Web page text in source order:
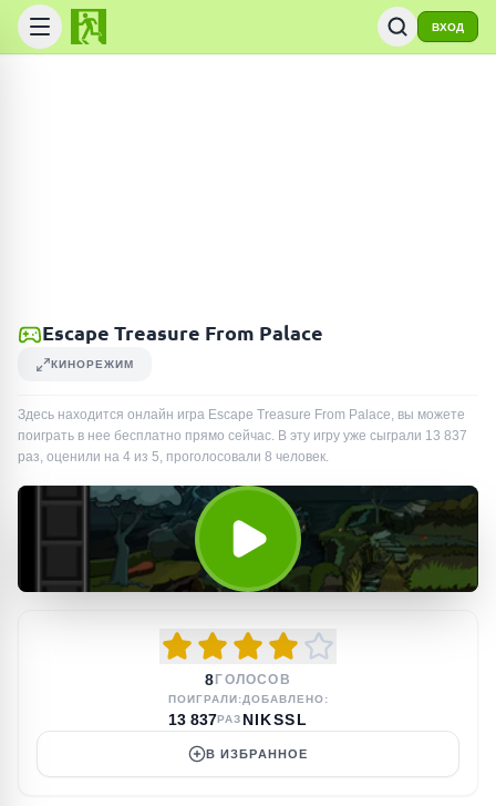
ВХОД
Escape Treasure From Palace
КИНОРЕЖИМ
Здесь находится онлайн игра Escape Treasure From Palace, вы можете
поиграть в нее бесплатно прямо сейчас. В эту игру уже сыграли 13 837
раз, оценили на 4 из 5, проголосовали 8 человек.
8 ГОЛОСОВ
ПОИГРАЛИ:
13 837РАЗ
ДОБАВЛЕНО:
NIKSSL
В ИЗБРАННОЕ